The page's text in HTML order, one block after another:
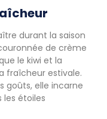
durant la saison
de crème
le kiwi et la
fraîcheur estivale.
goûts, elle incarne
les étoiles